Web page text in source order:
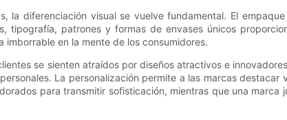
la diferenciación visual se vuelve fundamental. El
tipografía, patrones y formas de envases únicos
en la mente de los consumidores.
se sienten atraídos por diseños atractivos e
La personalización permite a las marcas
para transmitir sofisticación, mientras que una